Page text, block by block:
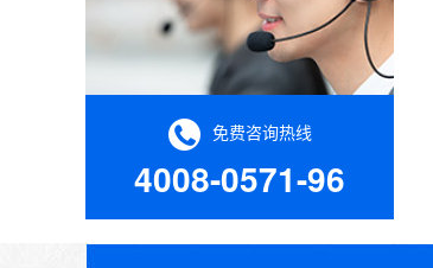
免费咨询热线
4008-0571-96